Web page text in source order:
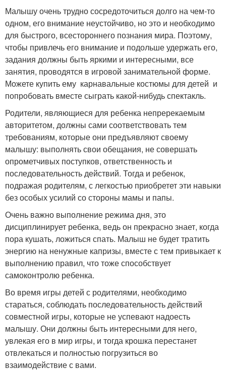
Малышу очень трудно сосредоточиться долго на чем-то
одном, его внимание неустойчиво, но это и необходимо
для быстрого, всестороннего познания мира. Поэтому,
чтобы привлечь его внимание и подольше удержать его,
задания должны быть яркими и интересными, все
занятия, проводятся в игровой занимательной форме.
Можете купить ему карнавальные костюмы для детей и
попробовать вместе сыграть какой-нибудь спектакль.
Родители, являющиеся для ребенка непререкаемым
авторитетом, должны сами соответствовать тем
требованиям, которые они предъявляют своему
малышу: выполнять свои обещания, не совершать
опрометчивых поступков, ответственность и
последовательность действий. Тогда и ребенок,
подражая родителям, с легкостью приобретет эти навыки
без особых усилий со стороны мамы и папы.
Очень важно выполнение режима дня, это
дисциплинирует ребенка, ведь он прекрасно знает, когда
пора кушать, ложиться спать. Малыш не будет тратить
энергию на ненужные капризы, вместе с тем привыкает к
выполнению правил, что тоже способствует
самоконтролю ребенка.
Во время игры детей с родителями, необходимо
стараться, соблюдать последовательность действий
совместной игры, которые не успевают надоесть
малышу. Они должны быть интересными для него,
увлекая его в мир игры, и тогда крошка перестанет
отвлекаться и полностью погрузиться во
взаимодействие с вами.